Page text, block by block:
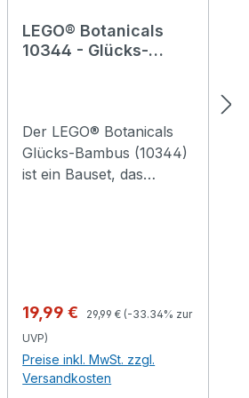
LEGO® Botanicals
10344 - Glücks-
Der LEGO® Botanicals
Glücks-Bambus (10344)
ist ein Bauset, das
ausstrahlt und Glück
verheißt. Dieses ebenso
dekorative wie
detailgetreue Modell
spiegelt die Ruhe der
Verkaufspreis:
19,99 € Regulärer Preis:
29,99 € (-33.34% zur
UVP)
Preise inkl. MwSt. zzgl.
Versandkosten